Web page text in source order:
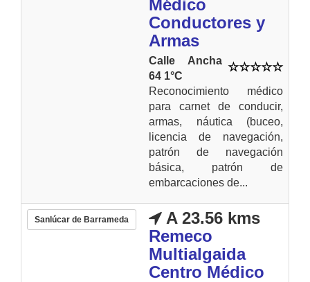
Médico
Conductores y
Armas
Calle Ancha
64 1°C
Reconocimiento médico
para carnet de conducir,
armas, náutica (buceo,
licencia de navegación,
patrón de navegación
básica, patrón de
embarcaciones de...
Sanlúcar de Barrameda
A 23.56 kms
Remeco
Multialgaida
Centro Médico